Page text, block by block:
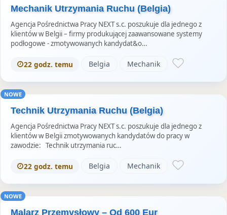
Mechanik Utrzymania Ruchu (Belgia)
Agencja Pośrednictwa Pracy NEXT s.c. poszukuje dla jednego z
klientów w Belgii – firmy produkującej zaawansowane systemy
podłogowe - zmotywowanych kandydat&o…
22 godz. temu Belgia Mechanik
NOWE
Technik Utrzymania Ruchu (Belgia)
Agencja Pośrednictwa Pracy NEXT s.c. poszukuje dla jednego z
klientów w Belgii zmotywowanych kandydatów do pracy w
zawodzie: Technik utrzymania ruc…
22 godz. temu Belgia Mechanik
NOWE
Malarz Przemysłowy – Od 600 Eur